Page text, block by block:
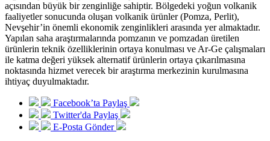
açısından büyük bir zenginliğe sahiptir. Bölgedeki yoğun volkanik
faaliyetler sonucunda oluşan volkanik ürünler (Pomza, Perlit),
Nevşehir’in önemli ekonomik zenginlikleri arasında yer almaktadır.
Yapılan saha araştırmalarında pomzanın ve pomzadan üretilen
ürünlerin teknik özelliklerinin ortaya konulması ve Ar-Ge çalışmaları
ile katma değeri yüksek alternatif ürünlerin ortaya çıkarılmasına
noktasında hizmet verecek bir araştırma merkezinin kurulmasına
ihtiyaç duyulmaktadır.
Facebook’ta Paylaş
Twitter'da Paylaş
E-Posta Gönder